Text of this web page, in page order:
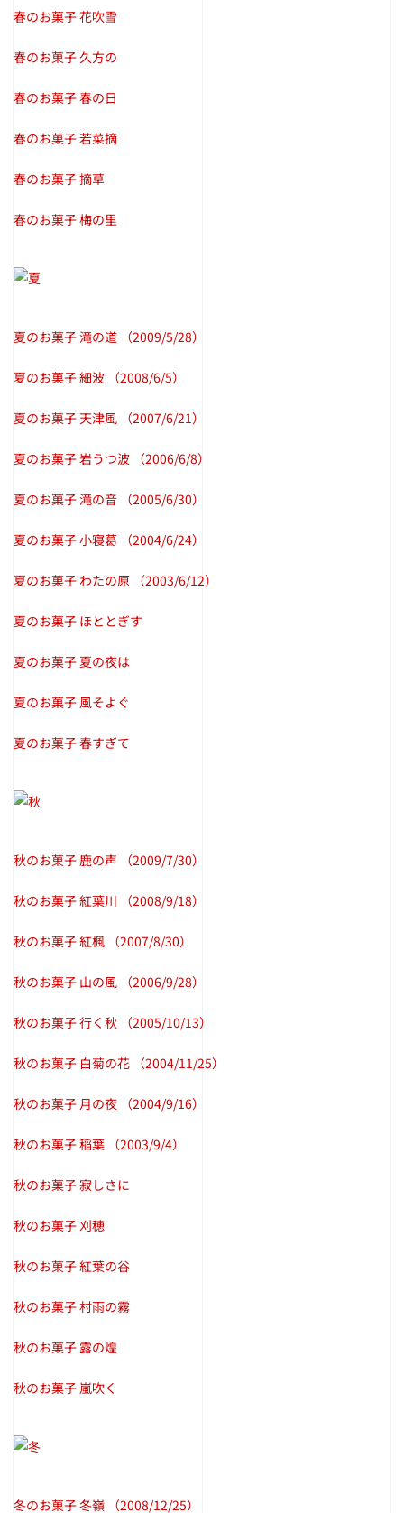
春のお菓子 花吹雪
春のお菓子 久方の
春のお菓子 春の日
春のお菓子 若菜摘
春のお菓子 摘草
春のお菓子 梅の里
夏のお菓子 滝の道 （2009/5/28）
夏のお菓子 細波 （2008/6/5）
夏のお菓子 天津風 （2007/6/21）
夏のお菓子 岩うつ波 （2006/6/8）
夏のお菓子 滝の音 （2005/6/30）
夏のお菓子 小寝葛 （2004/6/24）
夏のお菓子 わたの原 （2003/6/12）
夏のお菓子 ほととぎす
夏のお菓子 夏の夜は
夏のお菓子 風そよぐ
夏のお菓子 春すぎて
秋のお菓子 鹿の声 （2009/7/30）
秋のお菓子 紅葉川 （2008/9/18）
秋のお菓子 紅楓 （2007/8/30）
秋のお菓子 山の風 （2006/9/28）
秋のお菓子 行く秋 （2005/10/13）
秋のお菓子 白菊の花 （2004/11/25）
秋のお菓子 月の夜 （2004/9/16）
秋のお菓子 稲葉 （2003/9/4）
秋のお菓子 寂しさに
秋のお菓子 刈穂
秋のお菓子 紅葉の谷
秋のお菓子 村雨の霧
秋のお菓子 露の煌
秋のお菓子 嵐吹く
冬のお菓子 冬嶺 （2008/12/25）